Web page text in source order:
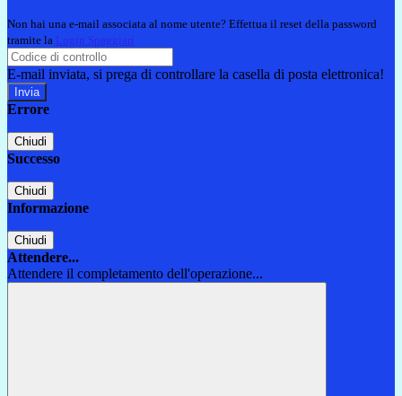
Non hai una e-mail associata al nome utente? Effettua il reset della password
tramite la Login Spaggiari
E-mail inviata, si prega di controllare la casella di posta elettronica!
Errore
Chiudi
Successo
Chiudi
Informazione
Chiudi
Attendere...
Attendere il completamento dell'operazione...